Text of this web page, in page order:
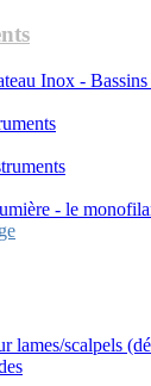
Inox -
- le
lames/scalpels